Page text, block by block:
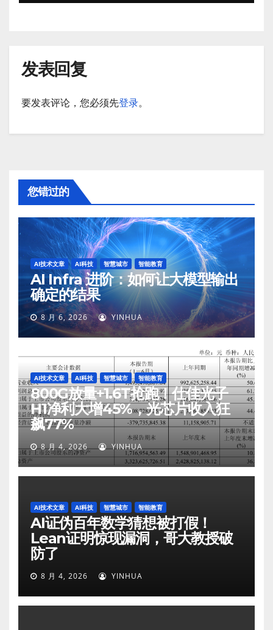
发表回复
要发表评论，您必须先登录。
您错过的
AI技术文章 AI科技 智慧城市 智能教育
AI Infra 进阶：如何让大模型输出
确定的结果
8 月 6, 2026 YINHUA
AI技术文章 AI科技 智慧城市 智能教育
800G放量+1.6T抢跑！仕佳光子
H1净利大增45%，光芯片收入狂
飙77%
8 月 4, 2026 YINHUA
AI技术文章 AI科技 智慧城市 智能教育
AI证伪百年数学猜想被打假！
Lean证明惊现漏洞，哥大教授破
防了
8 月 4, 2026 YINHUA